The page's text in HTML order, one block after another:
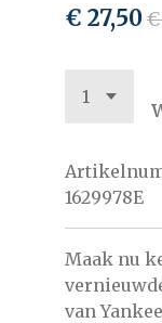
€ 27,50
1629978E
Maak nu
van